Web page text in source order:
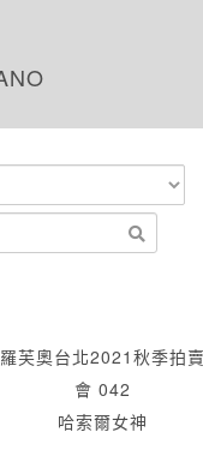
羅芙奧台北2021秋季拍
會 042
哈索爾女神